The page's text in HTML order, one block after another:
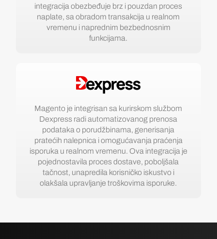
integracija obezbeđuje brz i pouzdan proces
naplate, sa obradom transakcija u realnom
vremenu i naprednim bezbednosnim
funkcijama.
Magento je integrisan sa kurirskom službom
Dexpress radi automatizovanog prenosa
podataka o porudžbinama, generisanja
pratećih nalepnica i omogućavanja praćenja
isporuka u realnom vremenu. Ova integracija je
pojednostavila proces dostave, poboljšala
tačnost, unapredila korisničko iskustvo i
olakšala upravljanje troškovima isporuke.